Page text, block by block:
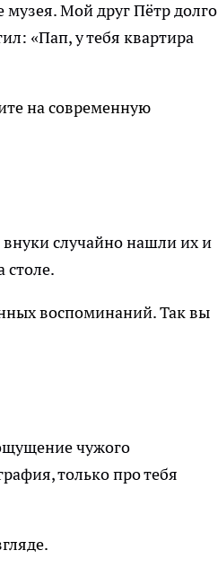
Мой друг Пётр долго
«Пап, у тебя квартира
на современную
случайно нашли их и
столе.
воспоминаний. Так вы
чужого
только про тебя